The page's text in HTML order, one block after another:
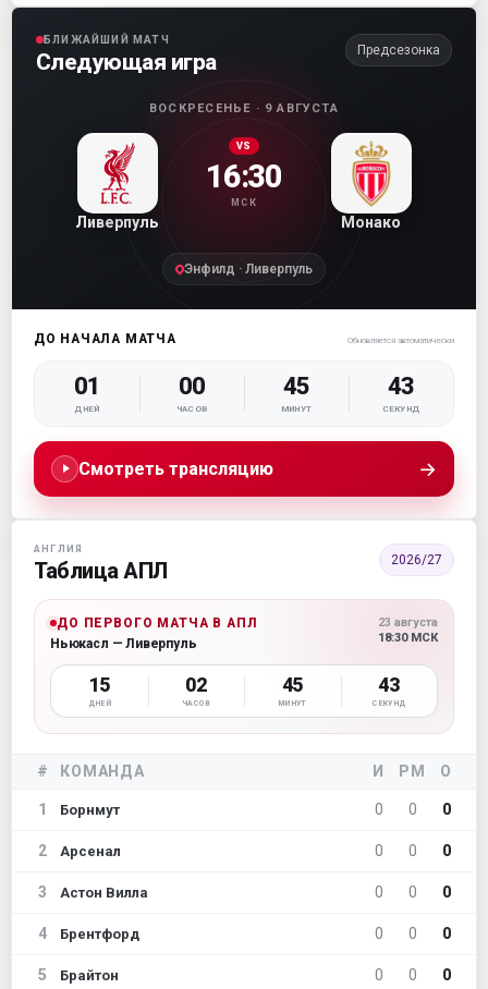
БЛИЖАЙШИЙ МАТЧ
Следующая игра Предсезонка
ВОСКРЕСЕНЬЕ · 9 АВГУСТА
Ливерпуль
VS
16:30
МСК
Монако
Энфилд · Ливерпуль
ДО НАЧАЛА МАТЧА Обновляется автоматически
01
ДНЕЙ
00
ЧАСОВ
45
МИНУТ
42
СЕКУНД
Смотреть трансляцию →
АНГЛИЯ
Таблица АПЛ 2026/27
ДО ПЕРВОГО МАТЧА В АПЛ
Ньюкасл — Ливерпуль
23 августа
18:30 МСК
15
ДНЕЙ
02
ЧАСОВ
45
МИНУТ
42
СЕКУНД
# КОМАНДА И РМ О
1 Борнмут 0 0 0
2 Арсенал 0 0 0
3 Астон Вилла 0 0 0
4 Брентфорд 0 0 0
5 Брайтон 0 0 0